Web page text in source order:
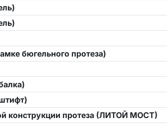
бюгельного протеза)
конструкции протеза (ЛИТОЙ МОСТ)